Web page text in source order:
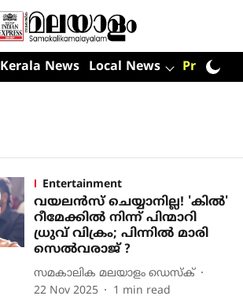
Kerala News Local News Premium
Entertainment
വയലൻസ് ചെയ്യാനില്ല! 'കിൽ'
റീമേക്കിൽ നിന്ന് പിന്മാറി
ധ്രുവ് വിക്രം; പിന്നിൽ മാരി
സെൽവരാജ് ?
സമകാലിക മലയാളം ഡെസ്ക്
22 Nov 2025
1 min read